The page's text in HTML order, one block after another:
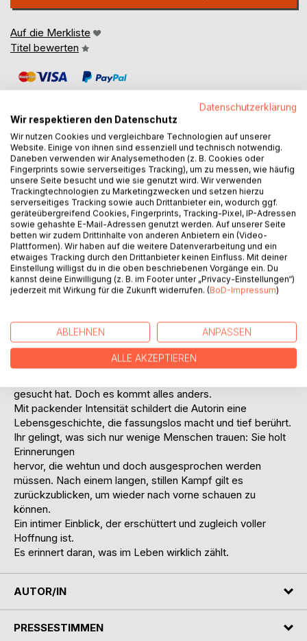
Auf die Merkliste
Titel bewerten
BESCHREIBUNG
Jeder Mensch sehnt sich nach Liebe und Geborgenheit.
Für Francesca del Sarde scheint dieser Wunsch von klein
auf unerreichbar. Sie und ihre Geschwister wachsen in
Armut auf
und sie durchlebt einen Kreislauf der Gewalt,
Vernachlässigung und Einsamkeit.
Immer wieder träumt sich das Mädchen durch
Phantasiewelten ein besseres Leben herbei, aber kleine
Glücks ziehen rasch
vorüber. Damals ahnte sie noch nicht, dass diese
Erfahrungen auch ihren weiteren Lebensweg prägen sollen.
Als junge Frau begegnet sie ihrer ersten großen Liebe und
gesucht hat. Doch es kommt alles anders.
Mit packender Intensität schildert die Autorin eine
Lebensgeschichte, die fassungslos macht und tief berührt.
Ihr gelingt, was sich nur wenige Menschen trauen: Sie holt
Erinnerungen
hervor, die wehtun und doch ausgesprochen werden
müssen. Nach einem langen, stillen Kampf gilt es
zurückzublicken, um wieder nach vorne schauen zu
können.
Ein intimer Einblick, der erschüttert und zugleich voller
Hoffnung ist.
Es erinnert daran, was im Leben wirklich zählt.
AUTOR/IN
PRESSESTIMMEN
Datenschutzerklärung
Wir respektieren den Datenschutz
Wir nutzen Cookies und vergleichbare Technologien auf unserer
Website. Einige von ihnen sind essenziell und technisch notwendig.
Daneben verwenden wir Analysemethoden (z. B. Cookies oder
Fingerprints sowie serverseitiges Tracking), um zu messen, wie häufig
unsere Seite besucht und wie sie genutzt wird. Wir verwenden
Trackingtechnologien zu Marketingzwecken und setzen hierzu
serverseitiges Tracking sowie auch Drittanbieter ein, wodurch ggf.
geräteübergreifend Cookies, Fingerprints, Tracking-Pixel, IP-Adressen
sowie gehashte E-Mail-Adressen genutzt werden. Auf unserer Seite
betten wir zudem Drittinhalte von anderen Anbietern ein (Video-
Plattformen). Wir haben auf die weitere Datenverarbeitung und ein
etwaiges Tracking durch den Drittanbieter keinen Einfluss. Mit deiner
Einstellung willigst du in die oben beschriebenen Vorgänge ein. Du
kannst deine Einwilligung (z. B. im Footer unter „Privacy-Einstellungen“)
jederzeit mit Wirkung für die Zukunft widerrufen. (BoD-Impressum)
ABLEHNEN ANPASSEN
ALLE AKZEPTIEREN